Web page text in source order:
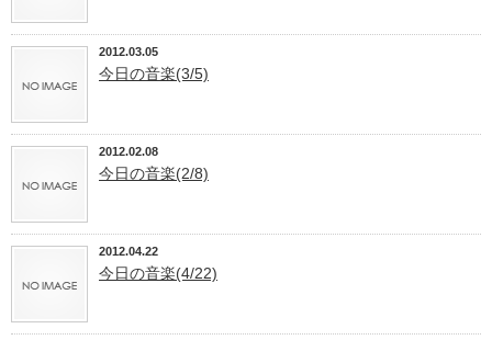
2012.03.05
今日の音楽(3/5)
2012.02.08
今日の音楽(2/8)
2012.04.22
今日の音楽(4/22)